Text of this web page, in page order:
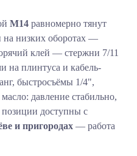
M14 равномерно тянут
на низких оборотах —
клей — стержни 7/11
на плинтуса и кабель-
быстросъёмы 1/4",
давление стабильно,
доступны с
и пригородах — работа